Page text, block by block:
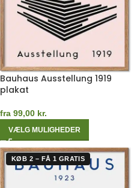
Bauhaus Ausstellung 1919
plakat
fra 99,00 kr.
VÆLG MULIGHEDER
KØB 2 – FÅ 1 GRATIS